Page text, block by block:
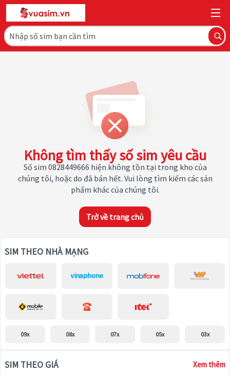
Không tìm thấy số sim yêu cầu
Số sim 0828449666 hiện không tồn tại trong kho của
chúng tôi, hoặc do đã bán hết. Vui lòng tìm kiếm các sản
phẩm khác của chúng tôi.
Trở về trang chủ
SIM THEO NHÀ MẠNG
09x 08x 07x 05x 03x
SIM THEO GIÁ Xem thêm